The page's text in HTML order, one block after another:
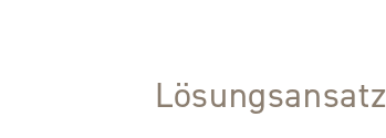
Lösungsansatz